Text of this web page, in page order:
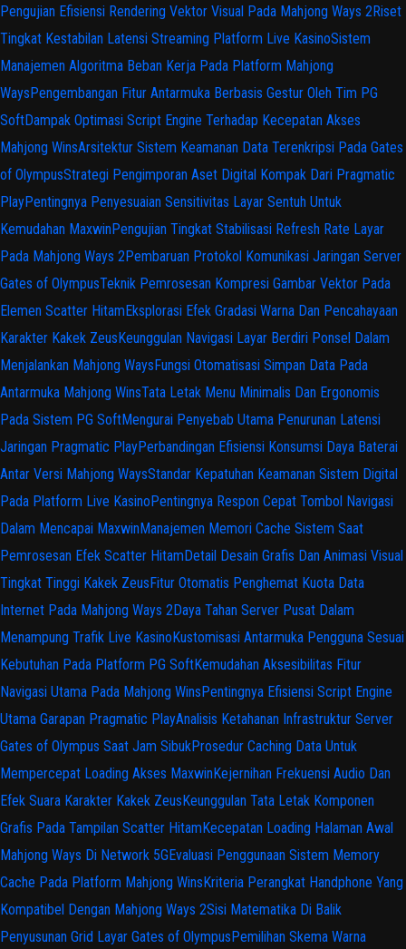
Pengujian Efisiensi Rendering Vektor Visual Pada Mahjong Ways 2Riset
Tingkat Kestabilan Latensi Streaming Platform Live KasinoSistem
Manajemen Algoritma Beban Kerja Pada Platform Mahjong
WaysPengembangan Fitur Antarmuka Berbasis Gestur Oleh Tim PG
SoftDampak Optimasi Script Engine Terhadap Kecepatan Akses
Mahjong WinsArsitektur Sistem Keamanan Data Terenkripsi Pada Gates
of OlympusStrategi Pengimporan Aset Digital Kompak Dari Pragmatic
PlayPentingnya Penyesuaian Sensitivitas Layar Sentuh Untuk
Kemudahan MaxwinPengujian Tingkat Stabilisasi Refresh Rate Layar
Pada Mahjong Ways 2Pembaruan Protokol Komunikasi Jaringan Server
Gates of OlympusTeknik Pemrosesan Kompresi Gambar Vektor Pada
Elemen Scatter HitamEksplorasi Efek Gradasi Warna Dan Pencahayaan
Karakter Kakek ZeusKeunggulan Navigasi Layar Berdiri Ponsel Dalam
Menjalankan Mahjong WaysFungsi Otomatisasi Simpan Data Pada
Antarmuka Mahjong WinsTata Letak Menu Minimalis Dan Ergonomis
Pada Sistem PG SoftMengurai Penyebab Utama Penurunan Latensi
Jaringan Pragmatic PlayPerbandingan Efisiensi Konsumsi Daya Baterai
Antar Versi Mahjong WaysStandar Kepatuhan Keamanan Sistem Digital
Pada Platform Live KasinoPentingnya Respon Cepat Tombol Navigasi
Dalam Mencapai MaxwinManajemen Memori Cache Sistem Saat
Pemrosesan Efek Scatter HitamDetail Desain Grafis Dan Animasi Visual
Tingkat Tinggi Kakek ZeusFitur Otomatis Penghemat Kuota Data
Internet Pada Mahjong Ways 2Daya Tahan Server Pusat Dalam
Menampung Trafik Live KasinoKustomisasi Antarmuka Pengguna Sesuai
Kebutuhan Pada Platform PG SoftKemudahan Aksesibilitas Fitur
Navigasi Utama Pada Mahjong WinsPentingnya Efisiensi Script Engine
Utama Garapan Pragmatic PlayAnalisis Ketahanan Infrastruktur Server
Gates of Olympus Saat Jam SibukProsedur Caching Data Untuk
Mempercepat Loading Akses MaxwinKejernihan Frekuensi Audio Dan
Efek Suara Karakter Kakek ZeusKeunggulan Tata Letak Komponen
Grafis Pada Tampilan Scatter HitamKecepatan Loading Halaman Awal
Mahjong Ways Di Network 5GEvaluasi Penggunaan Sistem Memory
Cache Pada Platform Mahjong WinsKriteria Perangkat Handphone Yang
Kompatibel Dengan Mahjong Ways 2Sisi Matematika Di Balik
Penyusunan Grid Layar Gates of OlympusPemilihan Skema Warna